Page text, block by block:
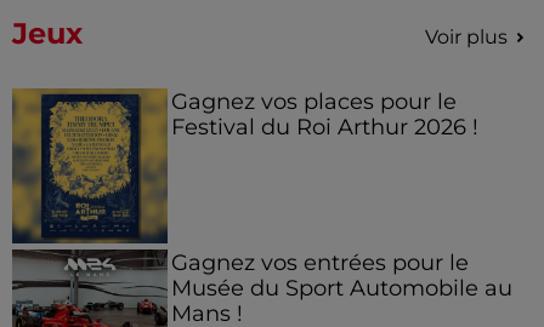
Jeux Voir plus
Gagnez vos places pour le
Festival du Roi Arthur 2026 !
Gagnez vos entrées pour le
Musée du Sport Automobile au
Mans !